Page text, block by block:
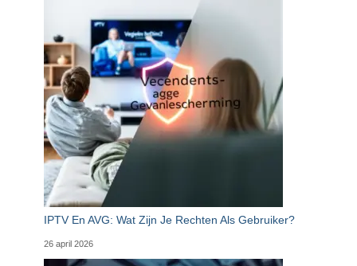
IPTV En AVG: Wat Zijn Je Rechten Als Gebruiker?
26 april 2026